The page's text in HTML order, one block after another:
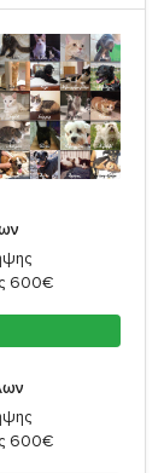
600€
600€